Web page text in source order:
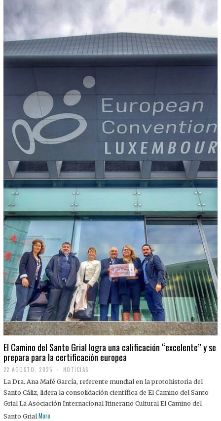
El Camino del Santo Grial logra una calificación “excelente” y se
prepara para la certificación europea
22 AGOSTO, 2025
2
A
G
O
S
NOTICIAS
La Dra. Ana Mafé García, referente mundial en la protohistoria del
Santo Cáliz, lidera la consolidación científica de El Camino del Santo
Grial La Asociación Internacional Itinerario Cultural El Camino del
Santo Grial More